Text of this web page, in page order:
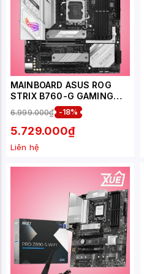
MAINBOARD ASUS ROG
STRIX B760-G GAMING
WIFI DDR5
6.999.000₫ -18%
5.729.000₫
Liên hệ